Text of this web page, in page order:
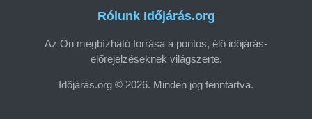
Rólunk Időjárás.org
Az Ön megbízható forrása a pontos, élő időjárás-
előrejelzéseknek világszerte.
Időjárás.org © 2026. Minden jog fenntartva.